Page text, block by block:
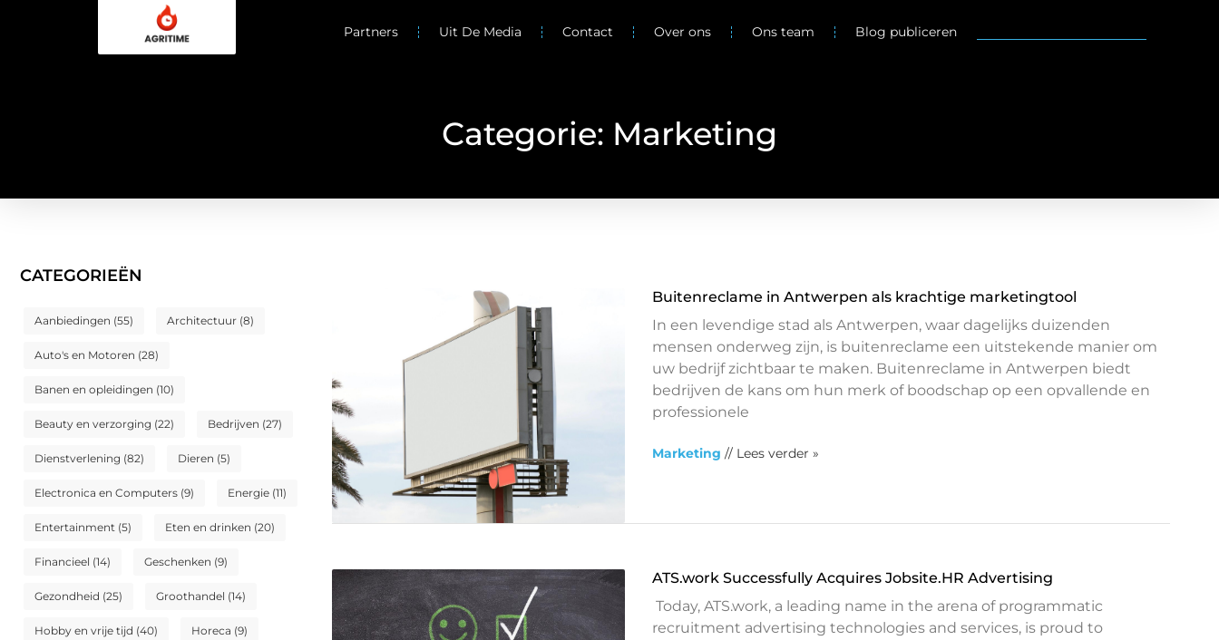
Partners Uit De Media Contact Over ons Ons team Blog publiceren
Categorie: Marketing
CATEGORIEËN
Aanbiedingen (55) Architectuur (8)
Auto's en Motoren (28)
Banen en opleidingen (10)
Beauty en verzorging (22) Bedrijven (27)
Dienstverlening (82) Dieren (5)
Electronica en Computers (9) Energie (11)
Entertainment (5) Eten en drinken (20)
Financieel (14) Geschenken (9)
Gezondheid (25) Groothandel (14)
Hobby en vrije tijd (40) Horeca (9)
Buitenreclame in Antwerpen als krachtige marketingtool
In een levendige stad als Antwerpen, waar dagelijks duizenden
mensen onderweg zijn, is buitenreclame een uitstekende manier om
uw bedrijf zichtbaar te maken. Buitenreclame in Antwerpen biedt
bedrijven de kans om hun merk of boodschap op een opvallende en
professionele
Marketing // Lees verder »
ATS.work Successfully Acquires Jobsite.HR Advertising
Today, ATS.work, a leading name in the arena of programmatic
recruitment advertising technologies and services, is proud to